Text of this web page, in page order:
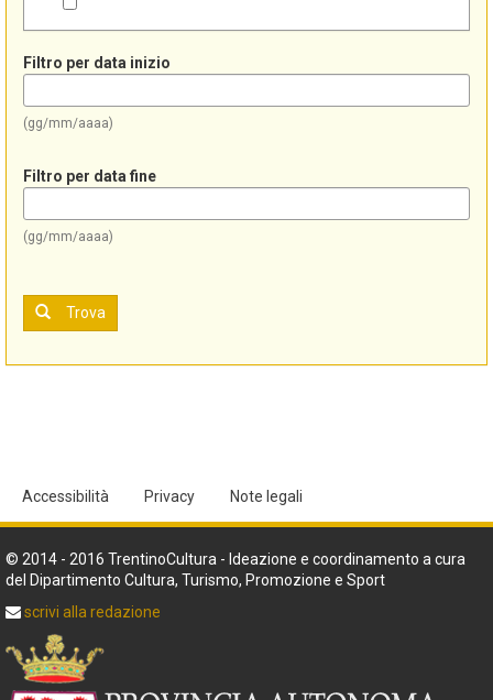
Filtro per data inizio
(gg/mm/aaaa)
Filtro per data fine
(gg/mm/aaaa)
Trova
Accessibilità Privacy Note legali
© 2014 - 2016 TrentinoCultura - Ideazione e coordinamento a cura
del Dipartimento Cultura, Turismo, Promozione e Sport
scrivi alla redazione